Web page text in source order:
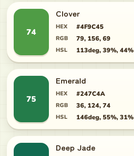
74
Clover
HEX #4F9C45
RGB 79, 156, 69
HSL 113deg, 39%, 44%
75
Emerald
HEX #247C4A
RGB 36, 124, 74
HSL 146deg, 55%, 31%
Deep Jade